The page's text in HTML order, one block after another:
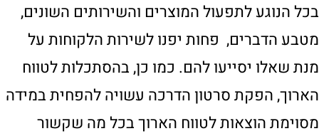
בכל הנוגע לתפעול המוצרים והשירותים השונים,
מטבע הדברים, פחות יפנו לשירות הלקוחות על
מנת שאלו יסייעו להם. כמו כן, בהסתכלות לטווח
הארוך, הפקת סרטון הדרכה עשויה להפחית במידה
מסוימת הוצאות לטווח הארוך בכל מה שקשור